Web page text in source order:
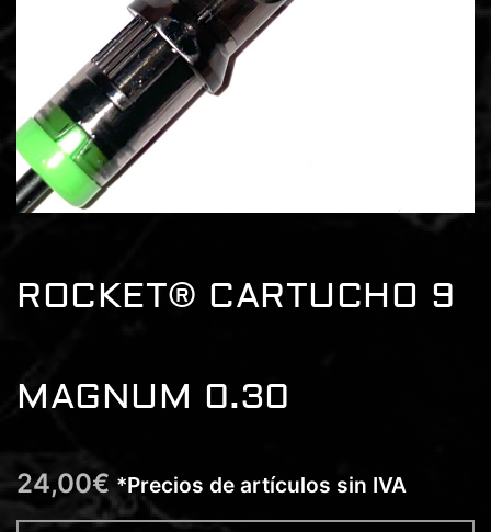
ROCKET® CARTUCHO 9
MAGNUM 0.30
24,00€ *Precios de artículos sin IVA